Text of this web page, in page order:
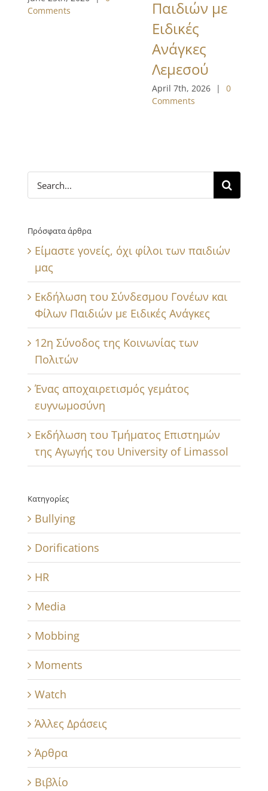
Comments
Παιδιών με
Ειδικές
Ανάγκες
Λεμεσού
April 7th, 2026 |
0
Comments
Search
for:
Πρόσφατα άρθρα
Είμαστε γονείς, όχι φίλοι των παιδιών
μας
Εκδήλωση του Σύνδεσμου Γονέων και
Φίλων Παιδιών με Ειδικές Ανάγκες
12η Σύνοδος της Κοινωνίας των
Πολιτών
Ένας αποχαιρετισμός γεμάτος
ευγνωμοσύνη
Εκδήλωση του Τμήματος Επιστημών
της Αγωγής του University of Limassol
Κατηγορίες
Bullying
Dorifications
HR
Media
Mobbing
Moments
Watch
Άλλες Δράσεις
Άρθρα
Βιβλίο